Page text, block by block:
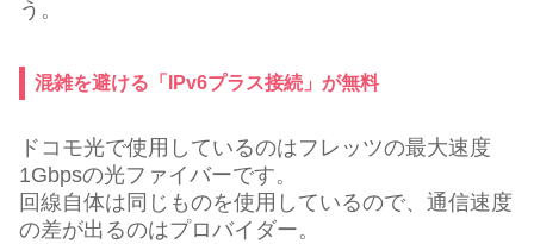
う。
混雑を避ける「IPv6プラス接続」が無料
ドコモ光で使用しているのはフレッツの最大速度
1Gbpsの光ファイバーです。
回線自体は同じものを使用しているので、通信速度
の差が出るのはプロバイダー。